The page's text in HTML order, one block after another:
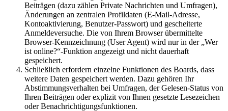
Beiträgen (dazu zählen Private Nachrichten und Umfragen),
Änderungen an zentralen Profildaten (E-Mail-Adresse,
Kontoaktivierung, Benutzer-Passwort) und gescheiterte
Anmeldeversuche. Die von Ihrem Browser übermittelte
Browser-Kennzeichnung (User Agent) wird nur in der „Wer
ist online?“-Funktion angezeigt und nicht dauerhaft
gespeichert.
Schließlich erfordern einzelne Funktionen des Boards, dass
weitere Daten gespeichert werden. Dazu gehören Ihr
Abstimmungsverhalten bei Umfragen, der Gelesen-Status von
Ihren Beiträgen oder explizit von Ihnen gesetzte Lesezeichen
oder Benachrichtigungsfunktionen.